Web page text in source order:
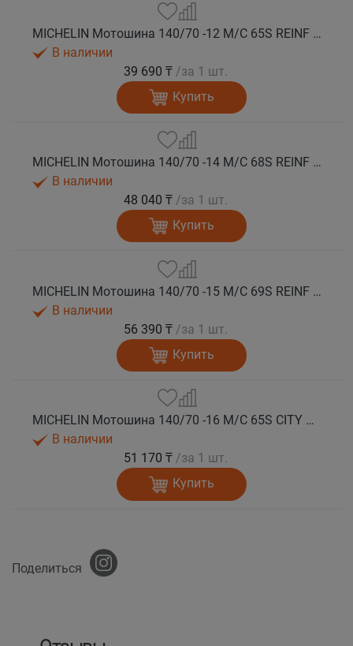
MICHELIN Мотошина 140/70 -12 M/C 65S REINF CITY GRIP 2 R TL
В наличии
39 690 ₸ /за 1 шт.
Купить
MICHELIN Мотошина 140/70 -14 M/C 68S REINF CITY GRIP 2 R TL
В наличии
48 040 ₸ /за 1 шт.
Купить
MICHELIN Мотошина 140/70 -15 M/C 69S REINF CITY GRIP 2 R TL
В наличии
56 390 ₸ /за 1 шт.
Купить
MICHELIN Мотошина 140/70 -16 M/C 65S CITY GRIP 2 R TL
В наличии
51 170 ₸ /за 1 шт.
Купить
Поделиться